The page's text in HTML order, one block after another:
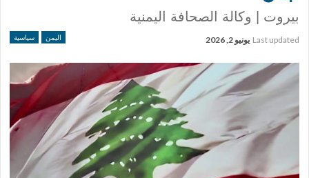
بيروت | وكالة الصحافة اليمنية
اليمن سياسية Last updated يونيو 2, 2026